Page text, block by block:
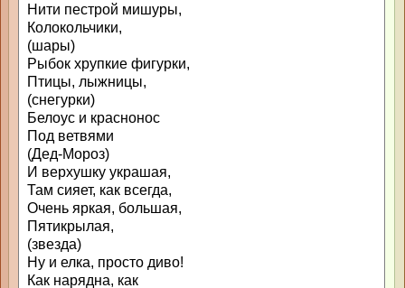
Нити пестрой мишуры,
Колокольчики,
(шары)
Рыбок хрупкие фигурки,
Птицы, лыжницы,
(снегурки)
Белоус и краснонос
Под ветвями
(Дед-Мороз)
И верхушку украшая,
Там сияет, как всегда,
Очень яркая, большая,
Пятикрылая,
(звезда)
Ну и елка, просто диво!
Как нарядна, как